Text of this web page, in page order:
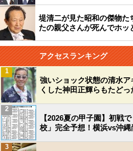
堤清二が見た昭和の傑物
たの親父さんが死んでホッ
アクセスランキング
強いショック状態の清水
くした神田正輝らもたど
1
【2026夏の甲子園】初戦
校」完全予想！横浜vs沖
2
3